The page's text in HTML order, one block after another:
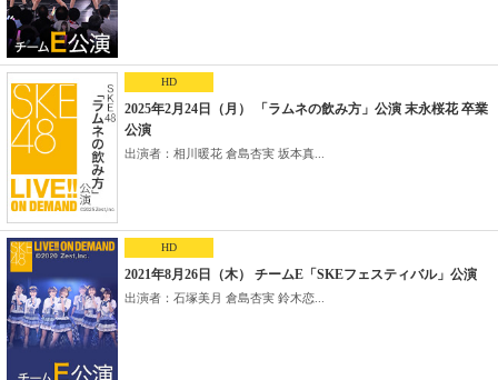
HD
2025年2月24日（月） 「ラムネの飲み方」公演 末永桜花 卒業
公演
出演者：相川暖花 倉島杏実 坂本真...
HD
2021年8月26日（木） チームE「SKEフェスティバル」公演
出演者：石塚美月 倉島杏実 鈴木恋...